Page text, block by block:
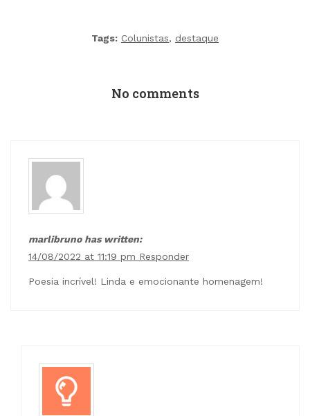
Tags: Colunistas, destaque
No comments
marlibruno has written:
14/08/2022 at 11:19 pm Responder
Poesia incrível! Linda e emocionante homenagem!